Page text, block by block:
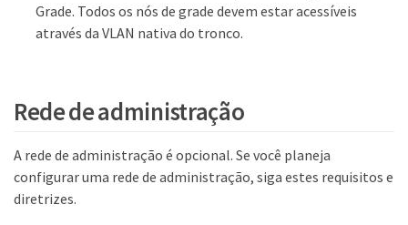
Grade. Todos os nós de grade devem estar acessíveis
através da VLAN nativa do tronco.
Rede de administração
A rede de administração é opcional. Se você planeja
configurar uma rede de administração, siga estes requisitos e
diretrizes.